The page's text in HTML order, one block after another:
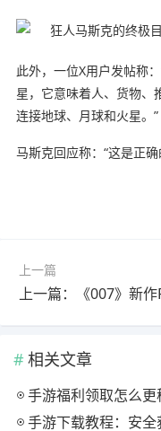
此外，一位X用户发帖称
星，它意味着人、货物
连接地球、月球和火星。”
马斯克回应称：“这是正
上一篇
相关文章
手游福利领取怎么
手游下载教程：安